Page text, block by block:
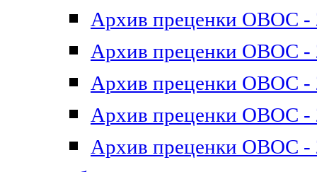
Архив преценки ОВОС -
Архив преценки ОВОС -
Архив преценки ОВОС -
Архив преценки ОВОС -
Архив преценки ОВОС -